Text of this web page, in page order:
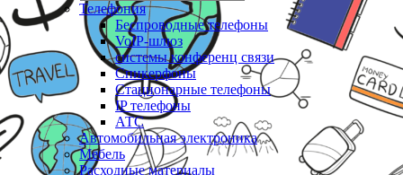
Телефония
Беспроводные телефоны
VoIP-шлюз
системы конференц связи
Спикерфоны
Стационарные телефоны
IP телефоны
АТС
Автомобильная электроника
Мебель
Расходные материалы